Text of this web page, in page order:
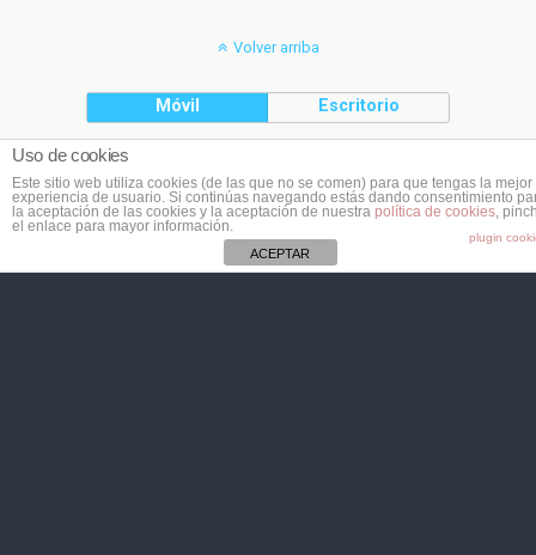
Volver arriba
Móvil Escritorio
Uso de cookies
Este sitio web utiliza cookies (de las que no se comen) para que tengas la mejor
experiencia de usuario. Si continúas navegando estás dando consentimiento
la aceptación de las cookies y la aceptación de nuestra política de cookies,
el enlace para mayor información.
plugin
ACEPTAR